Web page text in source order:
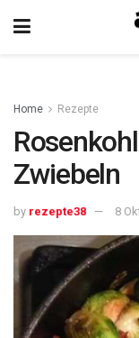
Home Rezepte
Zwiebeln
by rezepte38 8